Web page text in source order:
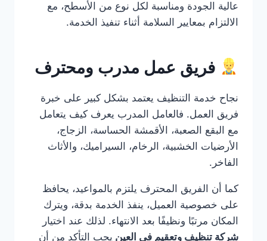
عالية الجودة ومناسبة لكل نوع من الأسطح، مع
الالتزام بمعايير السلامة أثناء تنفيذ الخدمة.
فريق عمل مدرب ومحترف
نجاح خدمة التنظيف يعتمد بشكل كبير على خبرة
فريق العمل. فالعامل المدرب يعرف كيف يتعامل
مع البقع الصعبة، الأقمشة الحساسة، الزجاج،
الأرضيات الخشبية، الرخام، السيراميك، والأثاث
الفاخر.
كما أن الفريق المحترف يلتزم بالمواعيد، يحافظ
على خصوصية العميل، ينفذ الخدمة بدقة، ويترك
المكان مرتبًا ونظيفًا بعد الانتهاء. لذلك عند اختيار
شركة تنظيف وتعقيم في العين يجب التأكد من أن